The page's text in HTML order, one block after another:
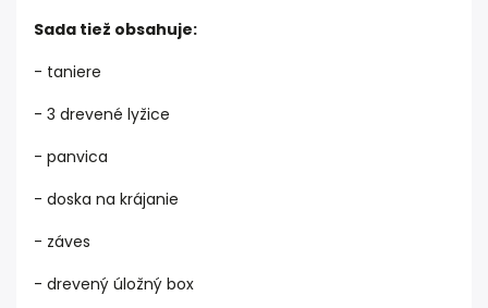
Sada tiež obsahuje:
- taniere
- 3 drevené lyžice
- panvica
- doska na krájanie
- záves
- drevený úložný box